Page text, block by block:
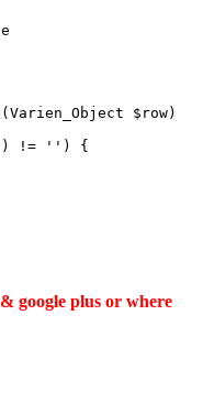
$row)
!= '') {
google plus or where